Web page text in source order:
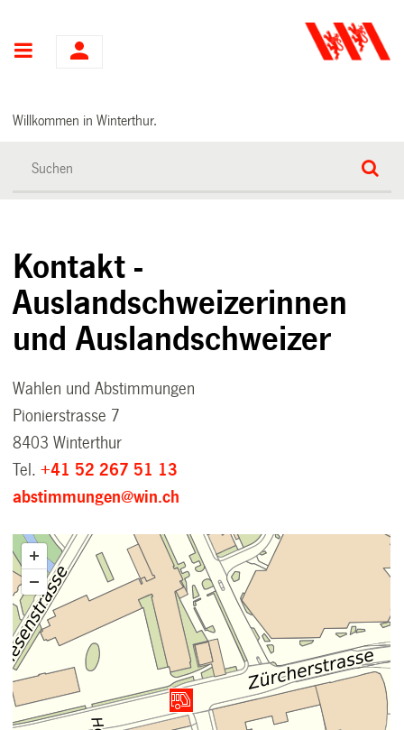
Hauptnavigation
Willkommen in Winterthur.
Kontakt -
Auslandschweizerinnen
und Auslandschweizer
Wahlen und Abstimmungen
Pionierstrasse 7
8403 Winterthur
Tel.+41 52 267 51 13
abstimmungen@win.ch